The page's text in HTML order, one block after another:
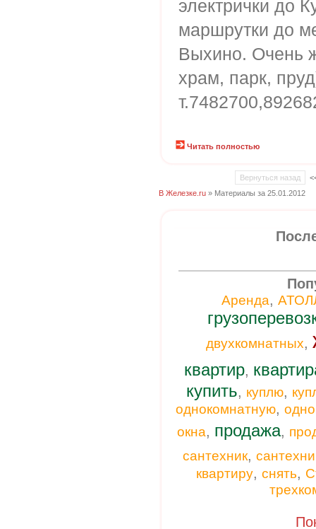
электрички до
маршрутки до
Выхино. Очень
храм, парк,
Читать полностью
Вернуться назад
В Железке.ru » Материалы за 25.01.2012
Аренда,
двухкомнатных,
квартир,
купить, куплю,
однокомнатную,
окна, продажа,
сантехник,
квартиру, снять,